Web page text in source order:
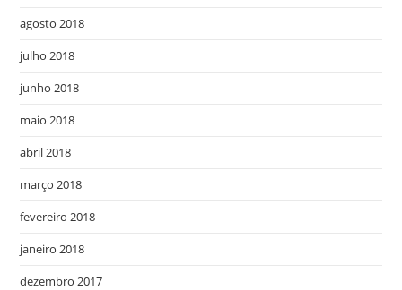
agosto 2018
julho 2018
junho 2018
maio 2018
abril 2018
março 2018
fevereiro 2018
janeiro 2018
dezembro 2017